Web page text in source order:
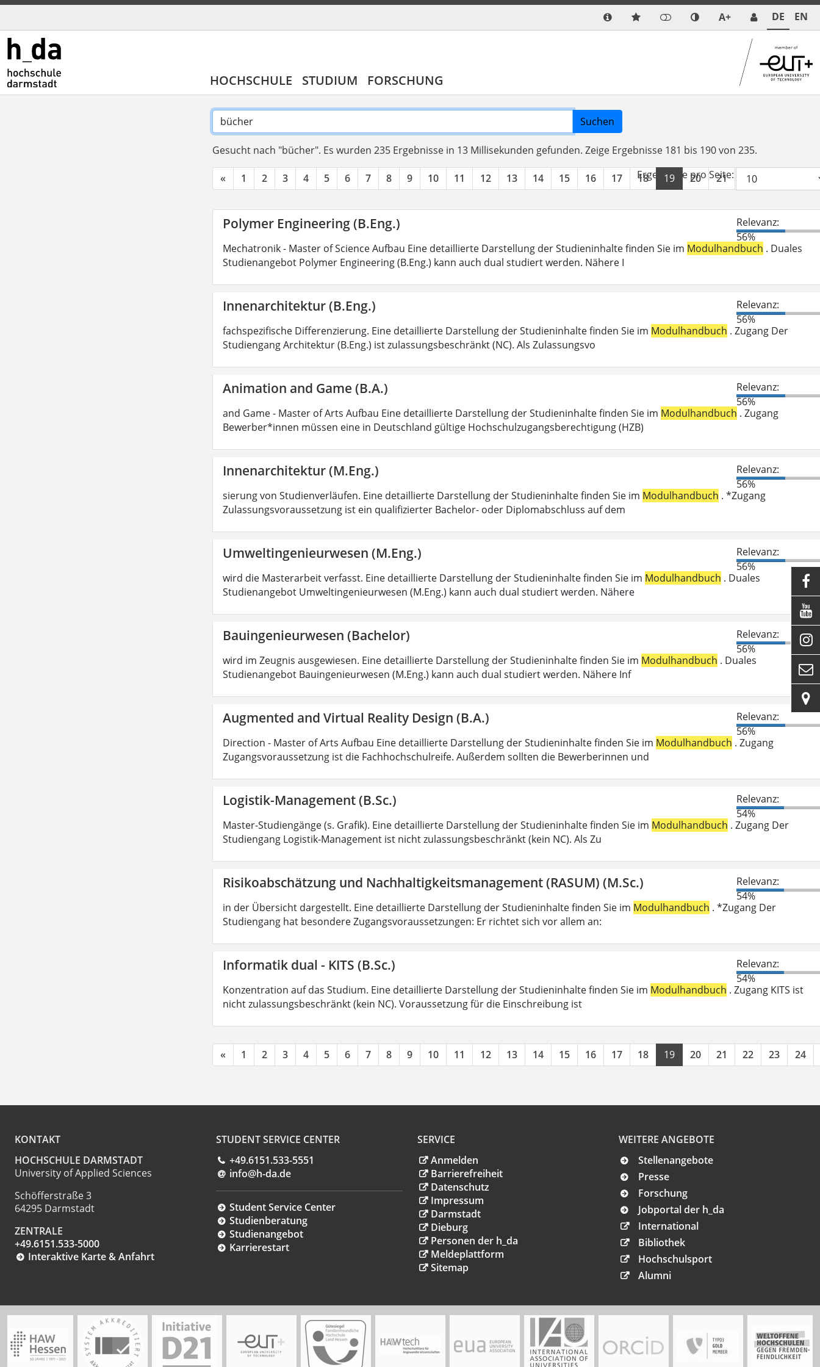
A+ DE EN
HOCHSCHULE STUDIUM FORSCHUNG
Suchen
Gesucht nach "bücher". Es wurden 235 Ergebnisse in 13 Millisekunden gefunden. Zeige Ergebnisse 181 bis 190 von 235.
« 1 2 3 4 5 6 7 8 9 10 11 12 13 14 15 16 17 18 19 20 21 22
Ergebnisse pro Seite:
Polymer Engineering (B.Eng.)
Relevanz:
56%
Mechatronik - Master of Science Aufbau Eine detaillierte Darstellung der Studieninhalte finden Sie im Modulhandbuch . Duales
Studienangebot Polymer Engineering (B.Eng.) kann auch dual studiert werden. Nähere I
Innenarchitektur (B.Eng.)
Relevanz:
56%
fachspezifische Differenzierung. Eine detaillierte Darstellung der Studieninhalte finden Sie im Modulhandbuch . Zugang Der
Studiengang Architektur (B.Eng.) ist zulassungsbeschränkt (NC). Als Zulassungsvo
Animation and Game (B.A.)
Relevanz:
56%
and Game - Master of Arts Aufbau Eine detaillierte Darstellung der Studieninhalte finden Sie im Modulhandbuch . Zugang
Bewerber*innen müssen eine in Deutschland gültige Hochschulzugangsberechtigung (HZB)
Innenarchitektur (M.Eng.)
Relevanz:
56%
sierung von Studienverläufen. Eine detaillierte Darstellung der Studieninhalte finden Sie im Modulhandbuch . *Zugang
Zulassungsvoraussetzung ist ein qualifizierter Bachelor- oder Diplomabschluss auf dem
Umweltingenieurwesen (M.Eng.)
Relevanz:
56%
wird die Masterarbeit verfasst. Eine detaillierte Darstellung der Studieninhalte finden Sie im Modulhandbuch . Duales
Studienangebot Umweltingenieurwesen (M.Eng.) kann auch dual studiert werden. Nähere
Bauingenieurwesen (Bachelor)
Relevanz:
56%
wird im Zeugnis ausgewiesen. Eine detaillierte Darstellung der Studieninhalte finden Sie im Modulhandbuch . Duales
Studienangebot Bauingenieurwesen (M.Eng.) kann auch dual studiert werden. Nähere Inf
Augmented and Virtual Reality Design (B.A.)
Relevanz:
56%
Direction - Master of Arts Aufbau Eine detaillierte Darstellung der Studieninhalte finden Sie im Modulhandbuch . Zugang
Zugangsvoraussetzung ist die Fachhochschulreife. Außerdem sollten die Bewerberinnen und
Logistik-Management (B.Sc.)
Relevanz:
54%
Master-Studiengänge (s. Grafik). Eine detaillierte Darstellung der Studieninhalte finden Sie im Modulhandbuch . Zugang Der
Studiengang Logistik-Management ist nicht zulassungsbeschränkt (kein NC). Als Zu
Risikoabschätzung und Nachhaltigkeitsmanagement (RASUM) (M.Sc.)
Relevanz:
54%
in der Übersicht dargestellt. Eine detaillierte Darstellung der Studieninhalte finden Sie im Modulhandbuch . *Zugang Der
Studiengang hat besondere Zugangsvoraussetzungen: Er richtet sich vor allem an:
Informatik dual - KITS (B.Sc.)
Relevanz:
54%
Konzentration auf das Studium. Eine detaillierte Darstellung der Studieninhalte finden Sie im Modulhandbuch . Zugang KITS ist
nicht zulassungsbeschränkt (kein NC). Voraussetzung für die Einschreibung ist
« 1 2 3 4 5 6 7 8 9 10 11 12 13 14 15 16 17 18 19 20 21 22 23 24
KONTAKT
HOCHSCHULE DARMSTADT
University of Applied Sciences
Schöfferstraße 3
64295 Darmstadt
ZENTRALE
+49.6151.533-5000
Interaktive Karte & Anfahrt
STUDENT SERVICE CENTER
+49.6151.533-5551
info@h-da.de
Student Service Center
Studienberatung
Studienangebot
Karrierestart
SERVICE
Anmelden
Barrierefreiheit
Datenschutz
Impressum
Darmstadt
Dieburg
Personen der h_da
Meldeplattform
Sitemap
WEITERE ANGEBOTE
Stellenangebote
Presse
Forschung
Jobportal der h_da
International
Bibliothek
Hochschulsport
Alumni




